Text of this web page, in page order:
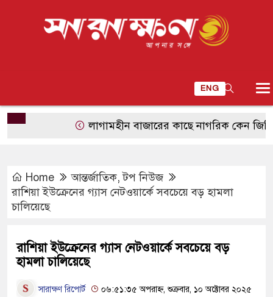
ENG
লাগামহীন বাজারের কাছে নাগরিক কেন জিম্মি?
Home আন্তর্জাতিক,টপ নিউজ
রাশিয়া ইউক্রেনের গ্যাস নেটওয়ার্কে সবচেয়ে বড় হামলা
চালিয়েছে
রাশিয়া ইউক্রেনের গ্যাস নেটওয়ার্কে সবচেয়ে বড়
হামলা চালিয়েছে
সারাক্ষণ রিপোর্ট ০৬:৫১:৩৫ অপরাহ্ন, শুক্রবার, ১০ অক্টোবর ২০২৫